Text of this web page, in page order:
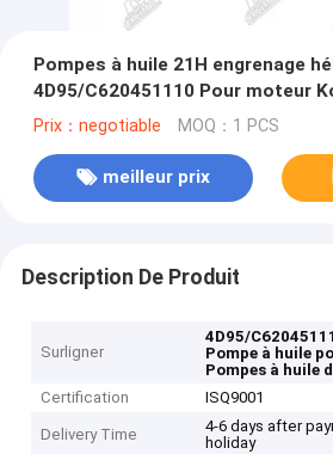
Pompes à huile 21H engrenage
4D95/C620451110 Pour moteur
Prix：negotiable MOQ：1 PCS
meilleur prix
Description De Produit
Surligner
4D95/
Pompe à huile
Pompes à huile
Certification
ISQ9001
Delivery Time
4-6 days after
holiday